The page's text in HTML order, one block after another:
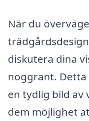
När du
diskutera dina
noggrant.
en tydlig bild av
dem möjlighet